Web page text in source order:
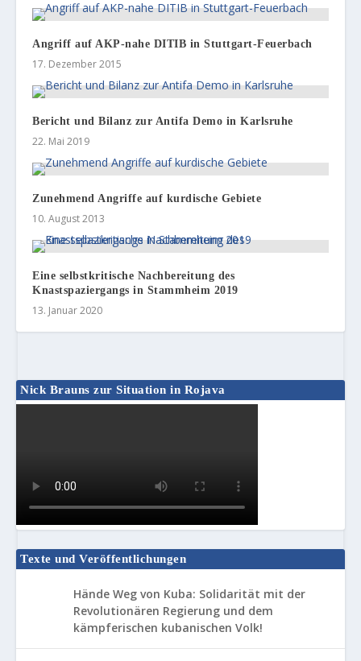
Angriff auf AKP-nahe DITIB in Stuttgart-Feuerbach
17. Dezember 2015
Bericht und Bilanz zur Antifa Demo in Karlsruhe
22. Mai 2019
Zunehmend Angriffe auf kurdische Gebiete
10. August 2013
Eine selbstkritische Nachbereitung des
Knastspaziergangs in Stammheim 2019
13. Januar 2020
Nick Brauns zur Situation in Rojava
Texte und Veröffentlichungen
Hände Weg von Kuba: Solidarität mit der
Revolutionären Regierung und dem
kämpferischen kubanischen Volk!